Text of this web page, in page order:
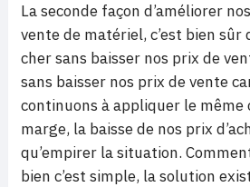
La seconde façon d’améliorer
vente de matériel, c’est bien sûr
cher sans baisser nos prix de
sans baisser nos prix de vente
continuons à appliquer le même
marge, la baisse de nos prix
qu’empirer la situation.
bien c’est simple, la solution